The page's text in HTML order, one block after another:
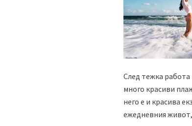
След тежка работа
много красиви
него е и красива
ежедневния живот,